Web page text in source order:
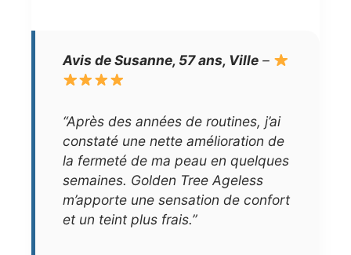
Avis de Susanne, 57 ans, Ville –
“Après des années de routines, j’ai
constaté une nette amélioration de
la fermeté de ma peau en quelques
semaines. Golden Tree Ageless
m’apporte une sensation de confort
et un teint plus frais.”